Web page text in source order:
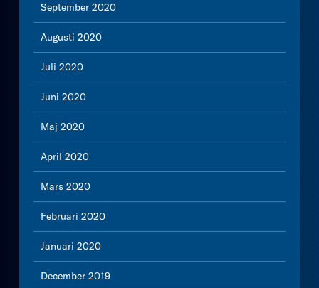
September 2020
Augusti 2020
Juli 2020
Juni 2020
Maj 2020
April 2020
Mars 2020
Februari 2020
Januari 2020
December 2019